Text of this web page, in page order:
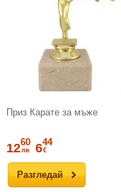
Приз Карате за мъже
Разгледай
1260
лв 644
€